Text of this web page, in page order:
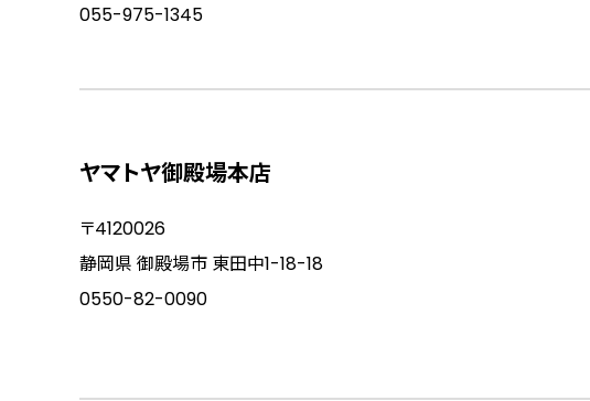
055-975-1345
ヤマトヤ御殿場本店
〒4120026
静岡県 御殿場市 東田中1-18-18
0550-82-0090